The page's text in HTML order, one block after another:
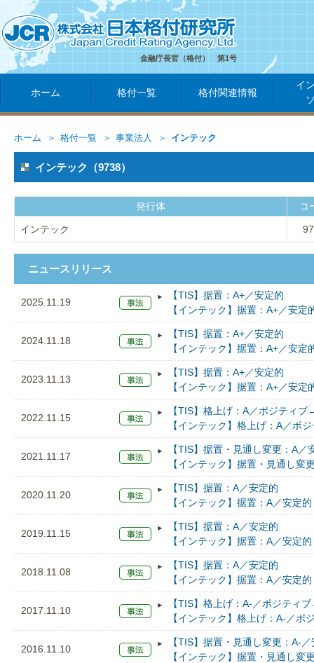
金融庁長官（格付） 第1号
ホーム 格付一覧 格付関連情報
イ
ホーム 格付一覧 事業法人 インテック
インテック（9738）
発行体 コ
インテック
ニュースリリース
2025.11.19
【TIS】据置：A+／安定的
【インテック】据置：A+／安定
2024.11.18
【TIS】据置：A+／安定的
【インテック】据置：A+／安定
2023.11.13
【TIS】据置：A+／安定的
【インテック】据置：A+／安定
2022.11.15
【TIS】格上げ：A／ポジティ
【インテック】格上げ：A／ポ
2021.11.17
【TIS】据置・見通し変更：A
【インテック】据置・見通し
2020.11.20
【TIS】据置：A／安定的
【インテック】据置：A／安定的
2019.11.15
【TIS】据置：A／安定的
【インテック】据置：A／安定的
2018.11.08
【TIS】据置：A／安定的
【インテック】据置：A／安定的
2017.11.10
【TIS】格上げ：A-／ポジティ
【インテック】格上げ：A-／
2016.11.10
【TIS】据置・見通し変更：A-
【インテック】据置・見通し